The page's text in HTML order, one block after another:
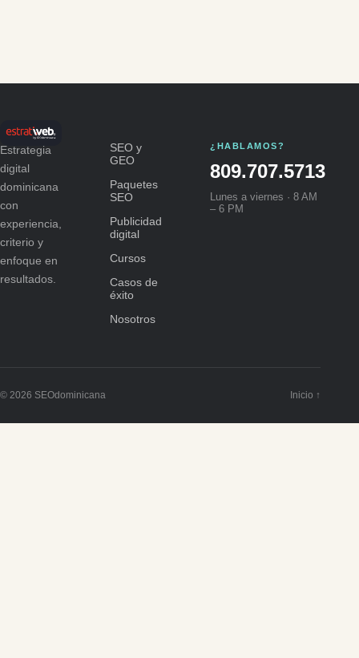
Estrategia
digital
dominicana
con
experiencia,
criterio y
enfoque en
resultados.
SEO y
GEO
Paquetes
SEO
Publicidad
digital
Cursos
Casos de
éxito
Nosotros
¿HABLAMOS?
809.707.5713
Lunes a viernes · 8 AM
– 6 PM
© 2026 SEOdominicana Inicio ↑